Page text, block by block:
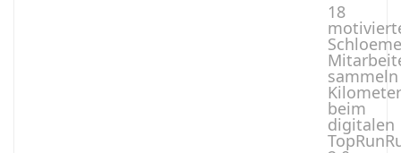
18
sammeln
Kilometer
beim
digitalen